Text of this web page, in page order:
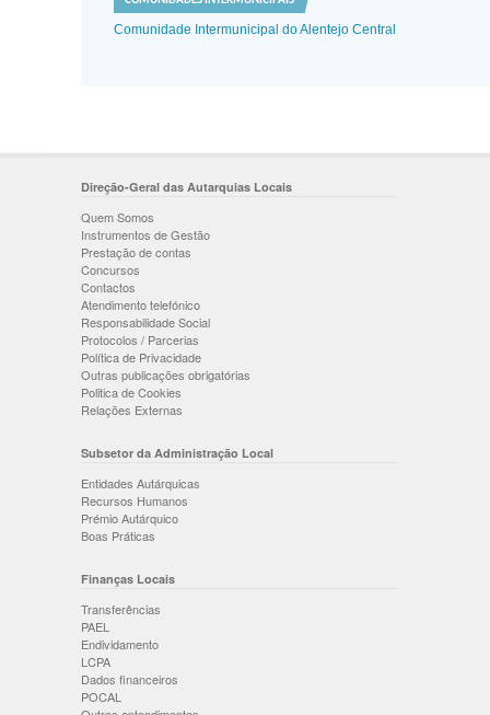
Comunidade Intermunicipal do Alentejo Central
Direção-Geral das Autarquias Locais
Quem Somos
Instrumentos de Gestão
Prestação de contas
Concursos
Contactos
Atendimento telefónico
Responsabilidade Social
Protocolos / Parcerias
Política de Privacidade
Outras publicações obrigatórias
Politica de Cookies
Relações Externas
Subsetor da Administração Local
Entidades Autárquicas
Recursos Humanos
Prémio Autárquico
Boas Práticas
Finanças Locais
Transferências
PAEL
Endividamento
LCPA
Dados financeiros
POCAL